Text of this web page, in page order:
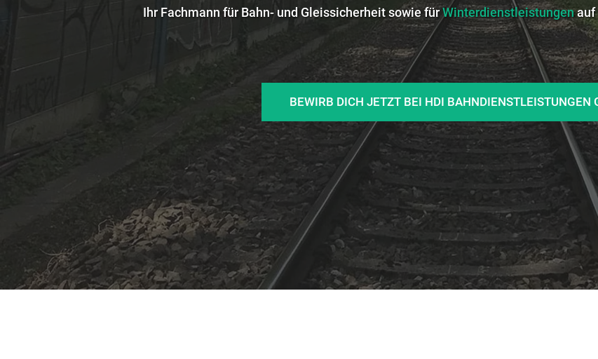
Ihr Fachmann für Bahn- und Gleissicherheit sowie fürWinterdienstleistungenauf
BEWIRB DICH JETZT BEI HDI BAHNDIENSTLEISTUNGEN